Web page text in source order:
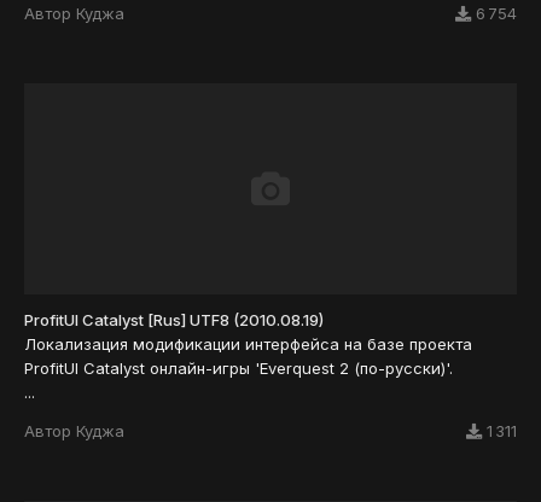
Автор Куджа 6 754
ProfitUI Catalyst [Rus] UTF8 (2010.08.19)
Локализация модификации интерфейса на базе проекта
ProfitUI Catalyst онлайн-игры 'Everquest 2 (по-русски)'.
...
Автор Куджа 1 311